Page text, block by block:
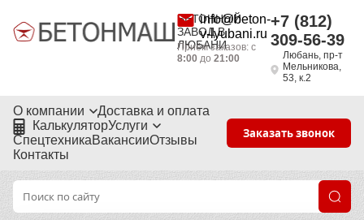
БЕТОННЫЙ
ЗАВОД В
ЛЮБАНИ
info@beton-
v-lyubani.ru
Приём заказов: с
8:00до 21:00
+7 (812)
309-56-39
Любань, пр-т
Мельникова,
53, к.2
О компании
Доставка и оплата
КалькуляторУслуги
СпецтехникаВакансииОтзывы
Контакты
Заказать звонок